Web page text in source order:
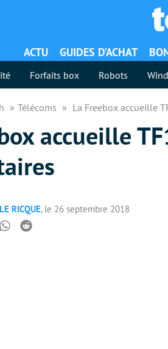
ACTU GUIDES D’ACHAT
Forfaits box Robots
Télécoms La Freebox accueille
accueille
RICQUE, le 26 septembre 2018
Whatsapp
Reddit